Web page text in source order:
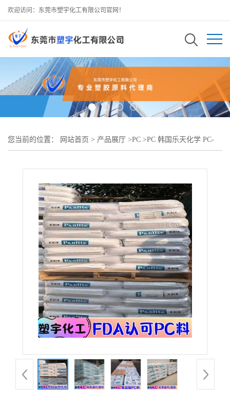
欢迎访问：东莞市塑宇化工有限公司官网！
您当前的位置： 网站首页 > 产品展厅 >PC >PC 韩国乐天化学 PC-